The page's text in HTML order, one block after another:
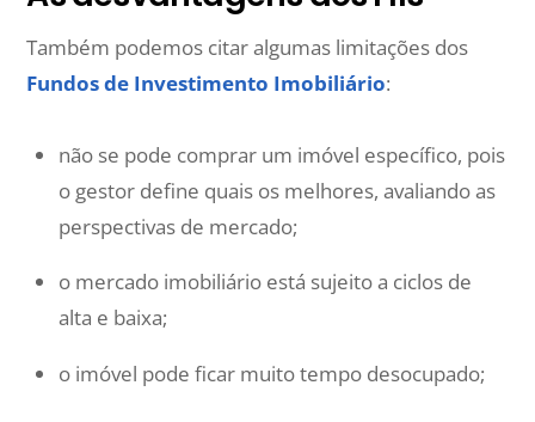
Também podemos citar algumas limitações dos
Fundos de Investimento Imobiliário:
não se pode comprar um imóvel específico, pois
o gestor define quais os melhores, avaliando as
perspectivas de mercado;
o mercado imobiliário está sujeito a ciclos de
alta e baixa;
o imóvel pode ficar muito tempo desocupado;